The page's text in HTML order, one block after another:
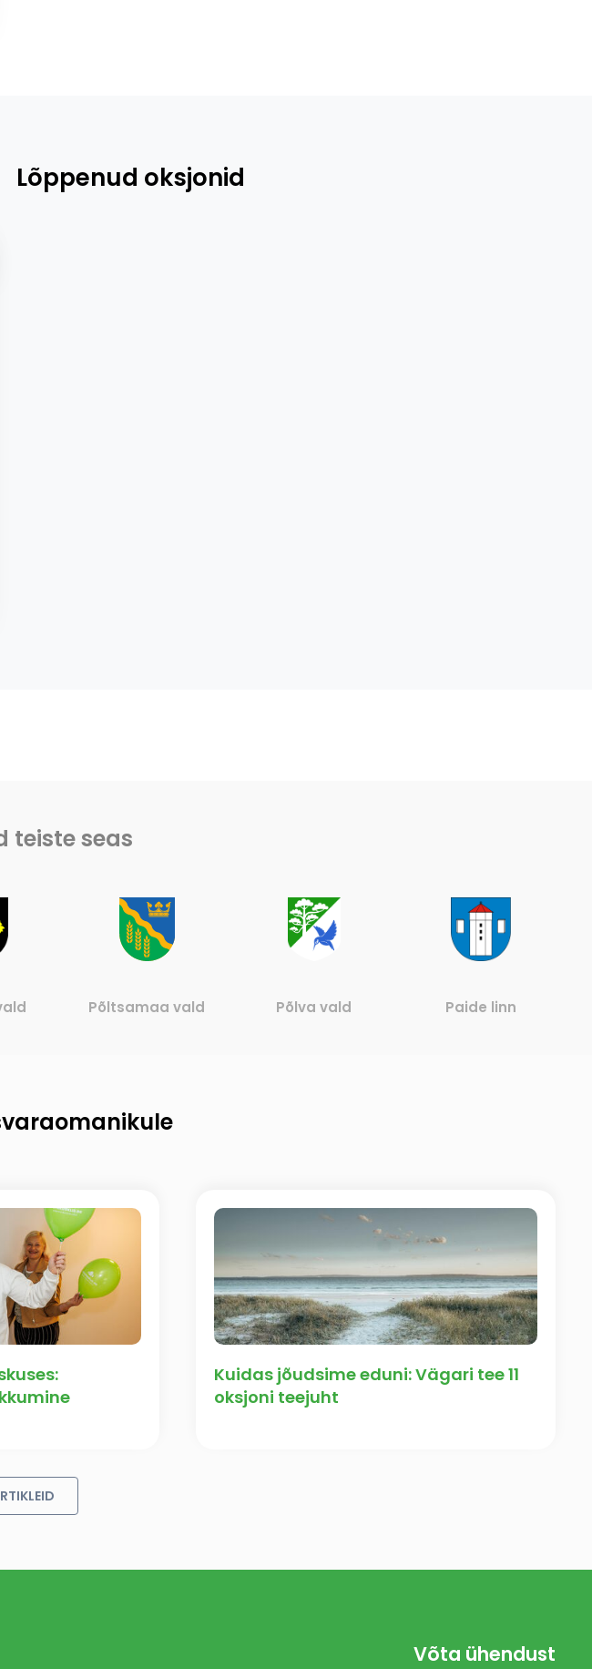
Lõppenud oksjonid
teiste seas
Põltsamaa vald Põlva vald Paide linn
Kuidas jõudsime eduni: Vägari tee 11
oksjoni teejuht
Võta ühendust